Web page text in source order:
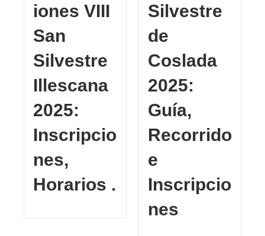
iones VIII
San
Silvestre
Illescana
2025:
Inscripcio
nes,
Horarios .
Silvestre
de
Coslada
2025:
Guía,
Recorrido
e
Inscripcio
nes